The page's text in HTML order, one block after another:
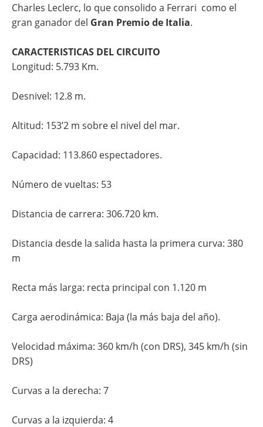
Charles Leclerc, lo que consolido a Ferrari como el
gran ganador del Gran Premio de Italia.
CARACTERISTICAS DEL CIRCUITO
Longitud: 5.793 Km.
Desnivel: 12.8 m.
Altitud: 153’2 m sobre el nivel del mar.
Capacidad: 113.860 espectadores.
Número de vueltas: 53
Distancia de carrera: 306.720 km.
Distancia desde la salida hasta la primera curva: 380
m
Recta más larga: recta principal con 1.120 m
Carga aerodinámica: Baja (la más baja del año).
Velocidad máxima: 360 km/h (con DRS), 345 km/h (sin
DRS)
Curvas a la derecha: 7
Curvas a la izquierda: 4